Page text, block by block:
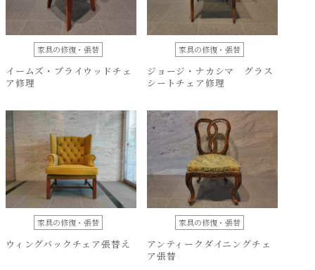
家具の修復・張替
イームズ・プライウッドチェ
ア修理
家具の修復・張替
ジョージ・ナカシマ グラス
シートチェア修理
家具の修復・張替
ウィングバックチェア張替え
家具の修復・張替
アンティークダイニングチェ
ア張替